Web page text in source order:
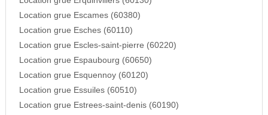
Location grue Escames (60380)
Location grue Esches (60110)
Location grue Escles-saint-pierre (60220)
Location grue Espaubourg (60650)
Location grue Esquennoy (60120)
Location grue Essuiles (60510)
Location grue Estrees-saint-denis (60190)